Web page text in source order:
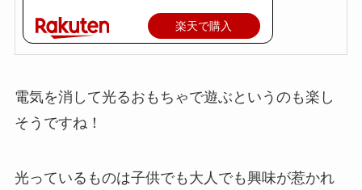
楽天で購入
電気を消して光るおもちゃで遊ぶというのも楽し
そうですね！
光っているものは子供でも大人でも興味が惹かれ